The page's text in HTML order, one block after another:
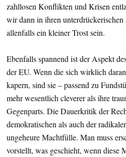
zahllosen Konflikten und Krisen
wir dann in ihren unterdrückerischen
allenfalls ein kleiner Trost sein.
Ebenfalls spannend ist der Aspekt
der EU. Wenn die sich wirklich
kapern, sind sie – passend zu
mehr wesentlich cleverer als ihre
Gegenparts. Die Dauerkritik der
demokratischen als auch der
ungeheure Machtfülle. Man muss
vorstellt, was geschieht, wenn diese